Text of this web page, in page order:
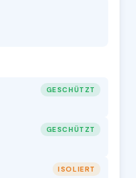
GESCHÜTZT
GESCHÜTZT
ISOLIERT